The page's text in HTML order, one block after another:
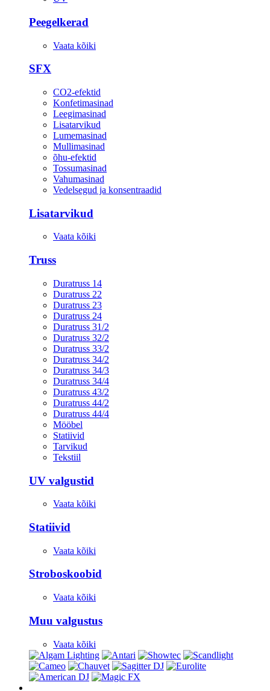
Peegelkerad
Vaata kõiki
SFX
CO2-efektid
Konfetimasinad
Leegimasinad
Lisatarvikud
Lumemasinad
Mullimasinad
õhu-efektid
Tossumasinad
Vahumasinad
Vedelsegud ja konsentraadid
Lisatarvikud
Vaata kõiki
Truss
Duratruss 14
Duratruss 22
Duratruss 23
Duratruss 24
Duratruss 31/2
Duratruss 32/2
Duratruss 33/2
Duratruss 34/2
Duratruss 34/3
Duratruss 34/4
Duratruss 43/2
Duratruss 44/2
Duratruss 44/4
Mööbel
Statiivid
Tarvikud
Tekstiil
UV valgustid
Vaata kõiki
Statiivid
Vaata kõiki
Stroboskoobid
Vaata kõiki
Muu valgustus
Vaata kõiki